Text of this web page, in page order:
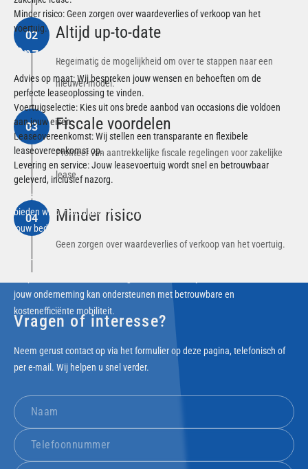
Minder risico: Geen zorgen over waardeverlies of verkoop van het
voertuig.
Onze werkwijze
Advies op maat: Wij bespreken jouw wensen en behoeften om de
perfecte leaseoplossing te vinden.
Voertuigselectie: Kies uit ons brede aanbod van occasions die voldoen
aan jouw eisen.
Leaseovereenkomst: Wij stellen een transparante en flexibele
leaseovereenkomst op.
Levering en service: Jouw leasevoertuig wordt snel en betrouwbaar
geleverd, inclusief nazorg.
Bij Van der Wal begrijpen wij dat elke onderneming uniek is. Daarom
bieden wij persoonlijk advies en oplossingen die perfect aansluiten bij
jouw bedrijfsdoelen.
Neem vandaag nog contact met ons op om de mogelijkheden te
jouw onderneming kan ondersteunen met betrouwbare en
kostenefficiënte mobiliteit.
02 Altijd up-to-date
Regelmatig de mogelijkheid om over te stappen naar een
nieuwer model.
03 Fiscale voordelen
Profiteer van aantrekkelijke fiscale regelingen voor zakelijke
lease.
04 Minder risico
Geen zorgen over waardeverlies of verkoop van het voertuig.
Vragen of interesse?
Neem gerust contact op via het formulier op deze pagina, telefonisch of
per e-mail. Wij helpen u snel verder.